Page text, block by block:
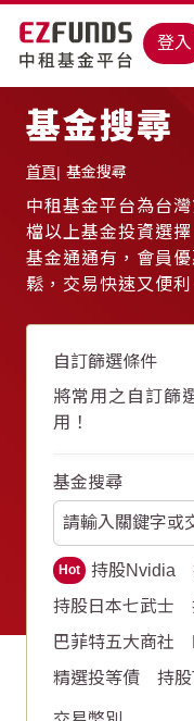
登入
基金搜尋
首頁 基金搜尋
中租基金平台為台
檔以上基金投資選
基金通通有，會員
鬆，交易快速又便利
自訂篩選條件
將常用之自訂篩
用！
基金搜尋
Hot 持股Nvidia
持股日本七武士
巴菲特五大商社
精選投等債
持